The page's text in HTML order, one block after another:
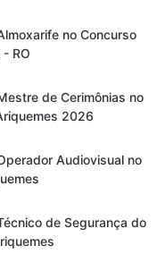
no Concurso
RO
de Cerimônias no
2026
Audiovisual no
de Segurança do